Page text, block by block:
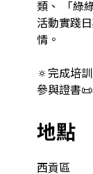
類、 「綠
活動實踐
情。
🔅完成培
參與證書
地點
西貢區